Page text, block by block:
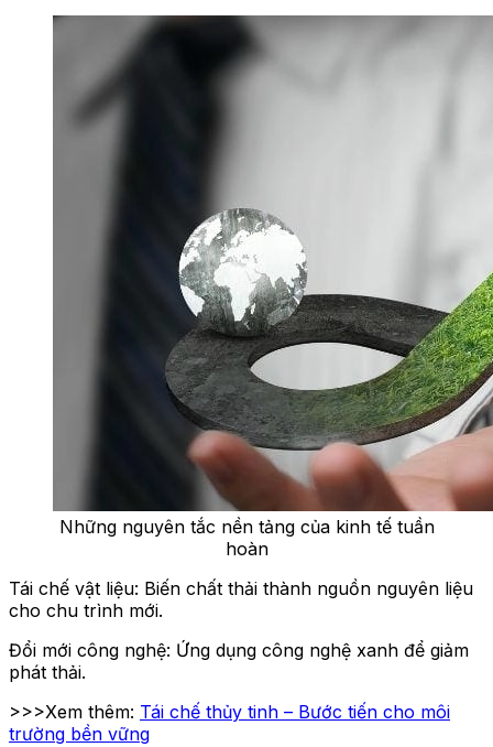
Những nguyên tắc nền tảng của kinh tế tuần
hoàn
Tái chế vật liệu: Biến chất thải thành nguồn nguyên liệu
cho chu trình mới.
Đổi mới công nghệ: Ứng dụng công nghệ xanh để giảm
phát thải.
>>>Xem thêm: Tái chế thủy tinh – Bước tiến cho môi
trường bền vững